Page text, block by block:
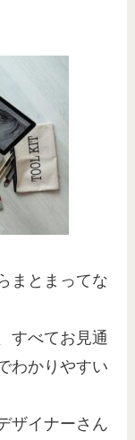
まとまってな
すべてお見通
わかりやすい
ザイナーさん